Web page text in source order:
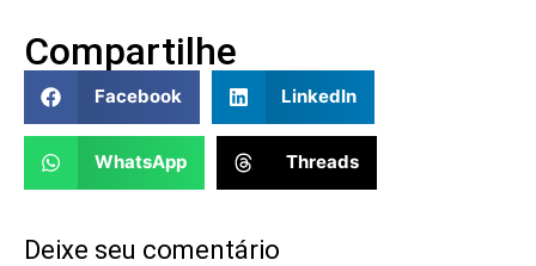
Compartilhe
Facebook LinkedIn
WhatsApp Threads
Deixe seu comentário